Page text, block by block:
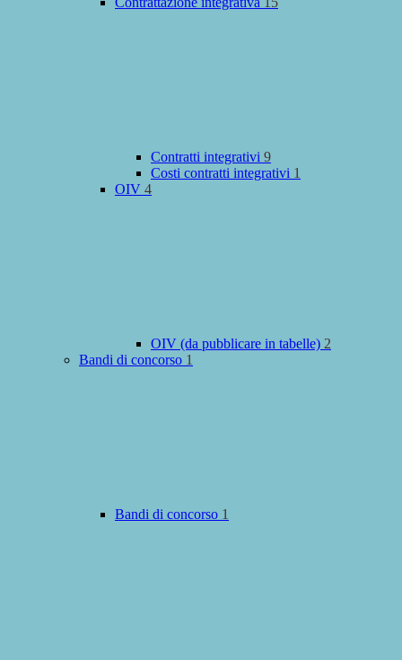
Contratti integrativi 9
Costi contratti integrativi 1
OIV 4
OIV (da pubblicare in tabelle) 2
Bandi di concorso 1
Bandi di concorso 1